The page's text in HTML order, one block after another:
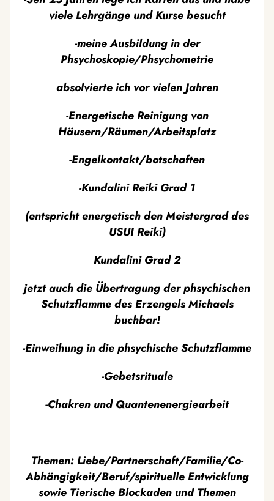
viele Lehrgänge und Kurse besucht
-meine Ausbildung in der
Phsychoskopie/Phsychometrie
absolvierte ich vor vielen Jahren
-Energetische Reinigung von
Häusern/Räumen/Arbeitsplatz
-Engelkontakt/botschaften
-Kundalini Reiki Grad 1
(entspricht energetisch den Meistergrad des
USUI Reiki)
Kundalini Grad 2
jetzt auch die Übertragung der phsychischen
Schutzflamme des Erzengels Michaels
buchbar!
-Einweihung in die phsychische Schutzflamme
-Gebetsrituale
-Chakren und Quantenenergiearbeit
Themen: Liebe/Partnerschaft/Familie/Co-
Abhängigkeit/Beruf/spirituelle Entwicklung
sowie Tierische Blockaden und Themen